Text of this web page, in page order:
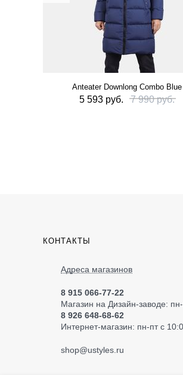
Anteater Downlong Combo Blue
5 593 руб. 7 990 руб.
КОНТАКТЫ
Адреса магазинов
8 915 066-77-22
Магазин на Дизайн-заводе:
8 926 648-68-62
Интернет-магазин: пн-пт с
shop@ustyles.ru